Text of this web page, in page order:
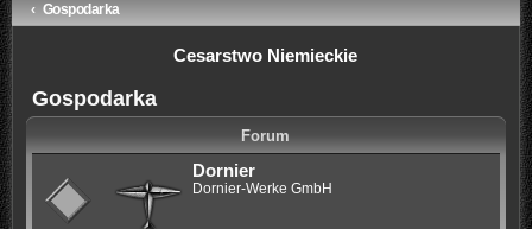
Gospodarka
Cesarstwo Niemieckie
Gospodarka
Forum
Dornier
Dornier-Werke GmbH